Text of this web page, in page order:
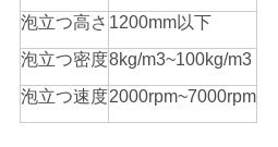
を
要
求
泡立つ高さ 1200mm以下
泡立つ密度8kg/m3~100kg/m3
泡立つ速度2000rpm~7000rpm